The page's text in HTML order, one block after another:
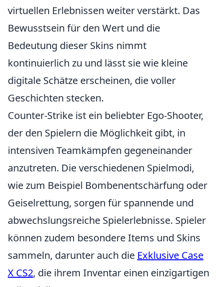
virtuellen Erlebnissen weiter verstärkt. Das
Bewusstsein für den Wert und die
Bedeutung dieser Skins nimmt
kontinuierlich zu und lässt sie wie kleine
digitale Schätze erscheinen, die voller
Geschichten stecken.
Counter-Strike ist ein beliebter Ego-Shooter,
der den Spielern die Möglichkeit gibt, in
intensiven Teamkämpfen gegeneinander
anzutreten. Die verschiedenen Spielmodi,
wie zum Beispiel Bombenentschärfung oder
Geiselrettung, sorgen für spannende und
abwechslungsreiche Spielerlebnisse. Spieler
können zudem besondere Items und Skins
sammeln, darunter auch die Exklusive Case
X CS2, die ihrem Inventar einen einzigartigen